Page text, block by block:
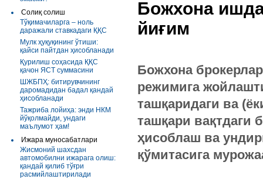
Солиқ солиш
Тўқимачиларга – ноль
даражали ставкадаги ҚҚС
Мулк ҳуқуқининг ўтиши:
қайси пайтдан ҳисобланади
Қурилиш соҳасида ҚҚС
қачон ЯСТ суммасини
ШЖБПҲ: битирувчининг
даромадидан бадал қандай
ҳисобланади
Тажриба лойиҳа: энди НКМ
йўқолмайди, ундаги
маълумот ҳам!
Ижара муносабатлари
Жисмоний шахсдан
автомобилни ижарага олиш:
қандай қилиб тўғри
расмийлаштирилади
Божхона
йиғим
Божхона
режимига
ташқаридаги ва(
ташқари вақтдаги
ҳисоблаш ва
қўмитасига